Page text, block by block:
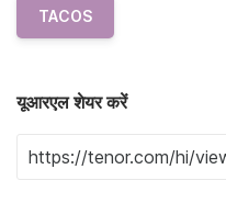
TACOS
यूआरएल शेयर करें